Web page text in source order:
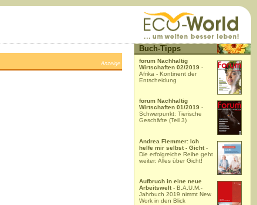
Anzeige
Buch-Tipps
forum Nachhaltig
Wirtschaften 02/2019 -
Afrika - Kontinent der
Entscheidung
forum Nachhaltig
Wirtschaften 01/2019 -
Schwerpunkt: Tierische
Geschäfte (Teil 3)
Andrea Flemmer: Ich
helfe mir selbst - Gicht -
Die erfolgreiche Reihe geht
weiter: Alles über Gicht!
Aufbruch in eine neue
Arbeitswelt - B.A.U.M.-
Jahrbuch 2019 nimmt New
Work in den Blick